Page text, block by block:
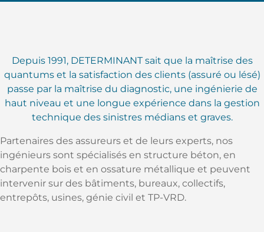
Depuis 1991, DETERMINANT sait que la maîtrise des
quantums et la satisfaction des clients (assuré ou lésé)
passe par la maîtrise du diagnostic, une ingénierie de
haut niveau et une longue expérience dans la gestion
technique des sinistres médians et graves.
Partenaires des assureurs et de leurs experts, nos
ingénieurs sont spécialisés en structure béton, en
charpente bois et en ossature métallique et peuvent
intervenir sur des bâtiments, bureaux, collectifs,
entrepôts, usines, génie civil et TP-VRD.